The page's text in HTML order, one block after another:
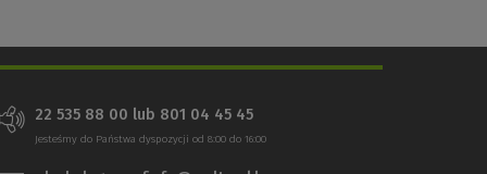
22 535 88 00 lub 801 04 45 45
Jesteśmy do Państwa dyspozycji od 8:00 do 16:00